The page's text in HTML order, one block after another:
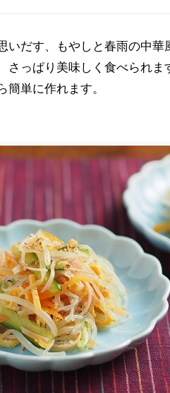
いだす、もやしと春雨の中
さっぱり美味しく食べられ
単に作れます。